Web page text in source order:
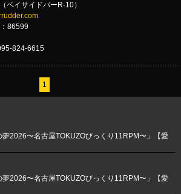
ベイサイドバーR-10）
86599
824-6615
1
2026〜名古屋TOKUZOびっくり11RPM〜」【愛
2026〜名古屋TOKUZOびっくり11RPM〜」【愛